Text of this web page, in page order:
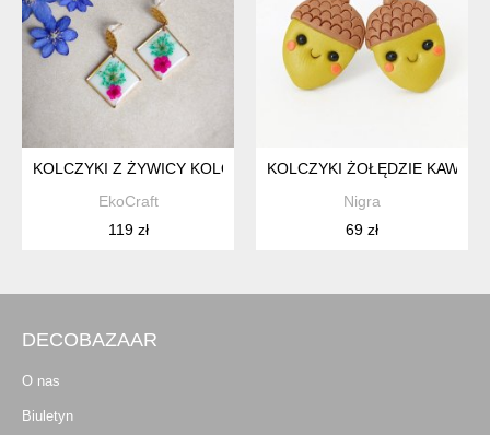
KOLCZYKI Z ŻYWICY KOLOROWE KWADRATY
EkoCraft
119 zł
KOLCZYKI ŻOŁĘDZIE KAWAII
Nigra
69 zł
DECOBAZAAR
O nas
Biuletyn